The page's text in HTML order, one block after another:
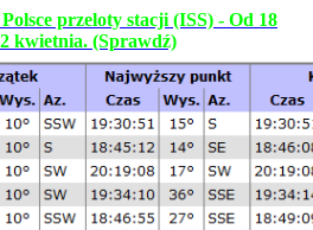
przeloty stacji (ISS) - Od 18
kwietnia. (Sprawdź)